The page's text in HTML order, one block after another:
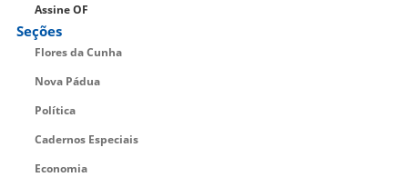
Assine OF
Seções
Flores da Cunha
Nova Pádua
Política
Cadernos Especiais
Economia